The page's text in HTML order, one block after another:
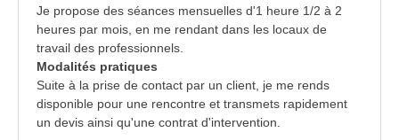
Je propose des séances mensuelles d'1 heure 1/2 à 2
heures par mois, en me rendant dans les locaux de
travail des professionnels.
Modalités pratiques
Suite à la prise de contact par un client, je me rends
disponible pour une rencontre et transmets rapidement
un devis ainsi qu'une contrat d'intervention.